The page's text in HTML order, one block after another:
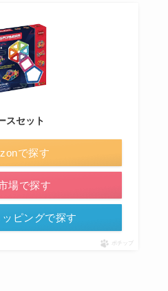
スセット
で探す
場で探す
ピングで探す
ポチップ